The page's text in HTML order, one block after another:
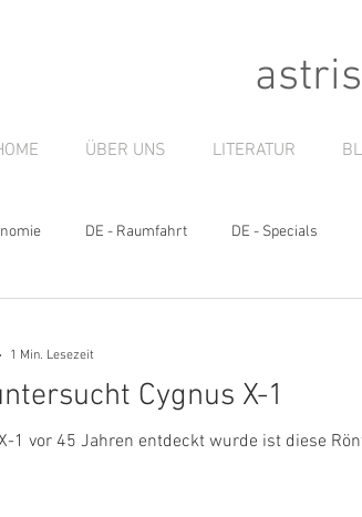
astris
ÜBER UNS LITERATUR
DE - Raumfahrt DE - Specials
Cygnus X-1
1 vor 45 Jahren entdeckt wurde ist diese
1 Min. Lesezeit